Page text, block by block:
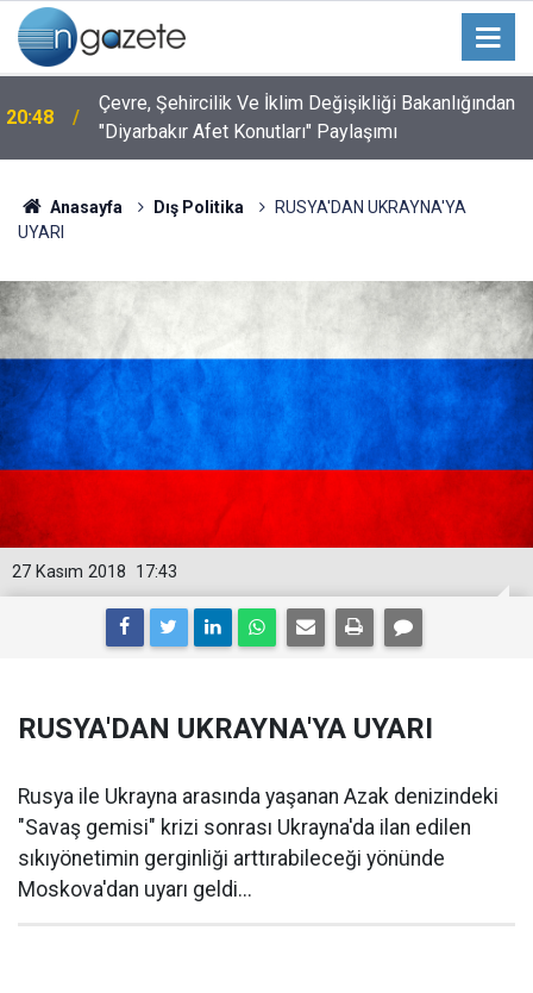
20:48
Çevre, Şehircilik Ve İklim Değişikliği Bakanlığından
"Diyarbakır Afet Konutları" Paylaşımı
Anasayfa Dış Politika
RUSYA'DAN UKRAYNA'YA
UYARI
17:43
27 Kasım 2018
RUSYA'DAN UKRAYNA'YA UYARI
Rusya ile Ukrayna arasında yaşanan Azak denizindeki
"Savaş gemisi" krizi sonrası Ukrayna'da ilan edilen
sıkıyönetimin gerginliği arttırabileceği yönünde
Moskova'dan uyarı geldi...